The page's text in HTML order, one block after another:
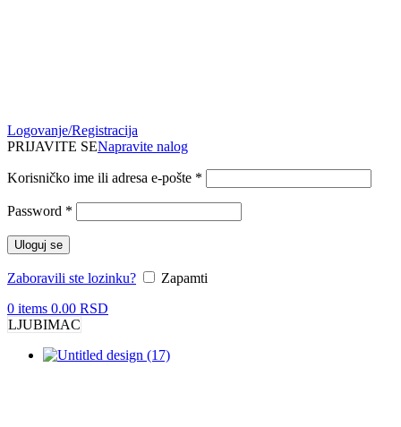
Logovanje/Registracija
PRIJAVITE SENapravite nalog
Korisničko ime ili adresa e-pošte *
Password *
Uloguj se
Zaboravili ste lozinku?
Zapamti
0 items 0.00 RSD
LJUBIMAC